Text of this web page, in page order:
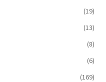
(19)
(13)
(8)
(6)
(169)